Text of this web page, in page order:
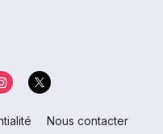
Nous contacter